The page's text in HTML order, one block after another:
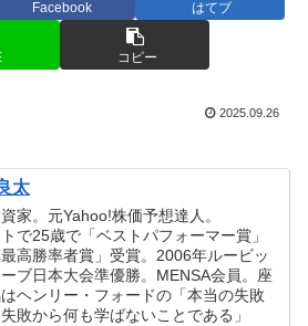
Facebook はてブ
コピー
2025.09.26
太
家。元Yahoo!株価予想達人。
で25歳で「ベストパフォーマー賞」
最高勝率者賞」受賞。2006年ルービッ
ブ日本大会準優勝。MENSA会員。座
ヘンリー・フォードの「本当の失敗
敗から何も学ばないことである」